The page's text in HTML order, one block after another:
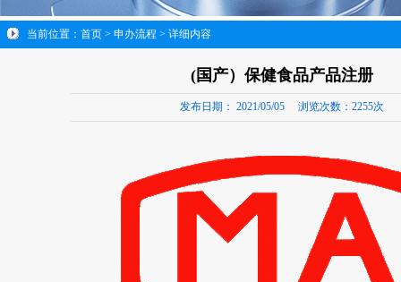
当前位置： 首页 > 申办流程 > 详细内容
(国产）保健食品产品注册
发布日期： 2021/05/05 浏览次数： 2255次